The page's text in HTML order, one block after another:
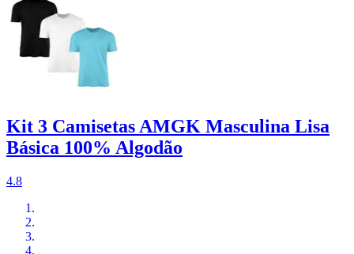
Kit 3 Camisetas AMGK Masculina Lisa
Básica 100% Algodão
4.8